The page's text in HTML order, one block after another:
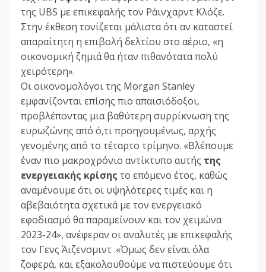
της UBS με επικεφαλής τον Ράινχαρντ Κλόζε.
Στην έκθεση τονίζεται μάλιστα ότι αν καταστεί
απαραίτητη η επιβολή δελτίου στο αέριο, «η
οικονομική ζημιά θα ήταν πιθανότατα πολύ
χειρότερη».
Οι οικονομολόγοι της Morgan Stanley
εμφανίζονται επίσης πιο απαισιόδοξοι,
προβλέποντας μια βαθύτερη συρρίκνωση της
ευρωζώνης από ό,τι προηγουμένως, αρχής
γενομένης από το τέταρτο τρίμηνο. «Βλέπουμε
έναν πιο μακροχρόνιο αντίκτυπο αυτής της
ενεργειακής κρίσης το επόμενο έτος, καθώς
αναμένουμε ότι οι υψηλότερες τιμές και η
αβεβαιότητα σχετικά με τον ενεργειακό
εφοδιασμό θα παραμείνουν και τον χειμώνα
2023-24», ανέφεραν οι αναλυτές με επικεφαλής
τον Γενς Άιζενσμιντ .«Όμως δεν είναι όλα
ζοφερά, και εξακολουθούμε να πιστεύουμε ότι